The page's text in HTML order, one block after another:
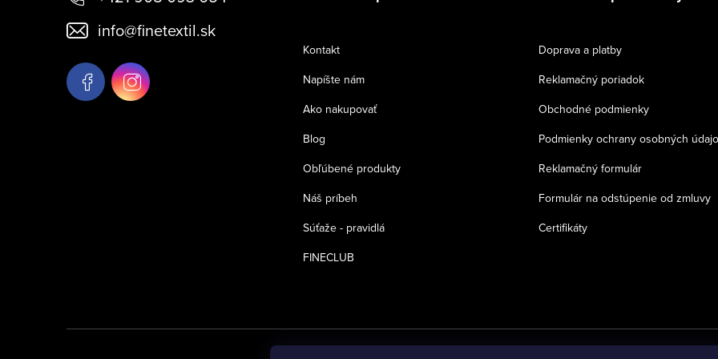
info@finetextil.sk
Kontakt
Napíšte nám
Ako nakupovať
Blog
Obľúbené produkty
Náš príbeh
Súťaže - pravidlá
FINECLUB
Doprava a platby
Reklamačný poriadok
Obchodné podmienky
Podmienky ochrany osobných
Reklamačný formulár
Formulár na odstúpenie od zmluvy
Certifikáty